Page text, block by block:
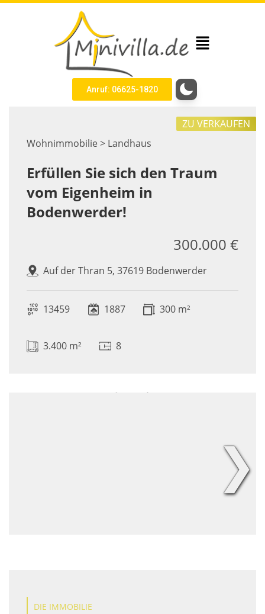
Anruf: 06625-1820
Wohnimmobilie > Landhaus
ZU VERKAUFEN
Erfüllen Sie sich den Traum
vom Eigenheim in
Bodenwerder!
Auf der Thran 5, 37619 Bodenwerder
300.000 €
13459 1887 300 m²
3.400 m² 8
❯
DIE IMMOBILIE